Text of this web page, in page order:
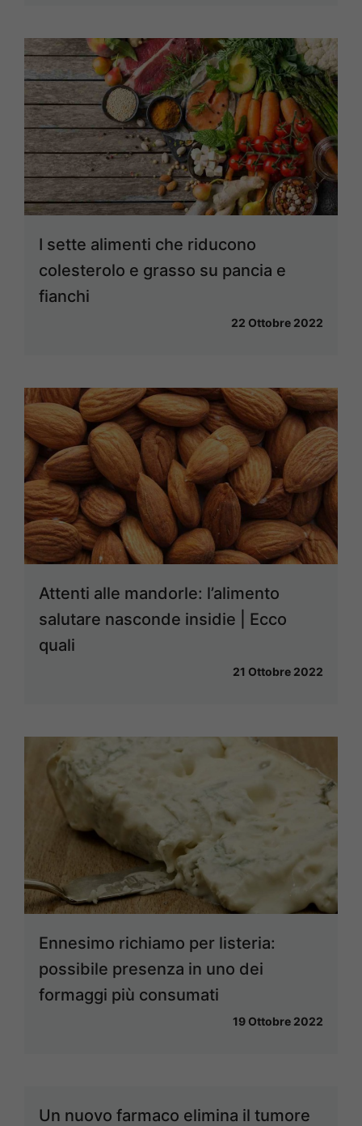
I sette alimenti che riducono
colesterolo e grasso su pancia e
fianchi
22 Ottobre 2022
Attenti alle mandorle: l’alimento
salutare nasconde insidie | Ecco
quali
21 Ottobre 2022
Ennesimo richiamo per listeria:
possibile presenza in uno dei
formaggi più consumati
19 Ottobre 2022
Un nuovo farmaco elimina il tumore